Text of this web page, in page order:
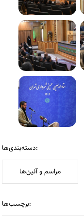
دسته‌بندی‌ها:
مراسم و آئین‌ها
برچسب‌ها: